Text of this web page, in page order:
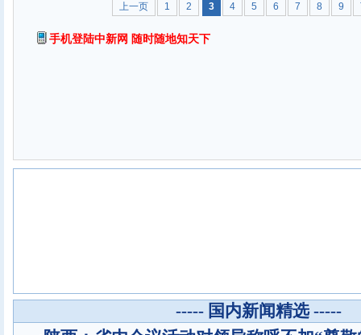
上一页 1 2 3 4 5 6 7 8 9
手机登陆中新网 随时随地知天下
----- 国内新闻精选 -----